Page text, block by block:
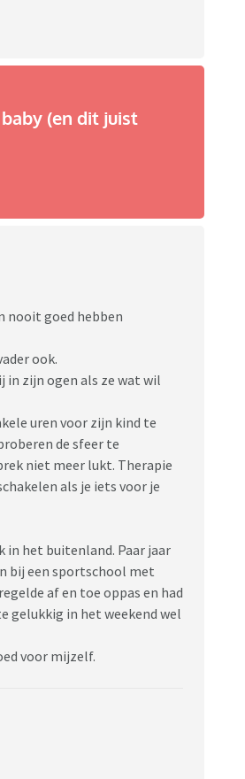
(en dit juist
nooit goed hebben
ook.
in zijn ogen als ze wat wil
uren voor zijn kind te
de sfeer te
niet meer lukt. Therapie
als je iets voor je
in het buitenland. Paar jaar
bij een sportschool met
af en toe oppas en had
gelukkig in het weekend wel
voor mijzelf.